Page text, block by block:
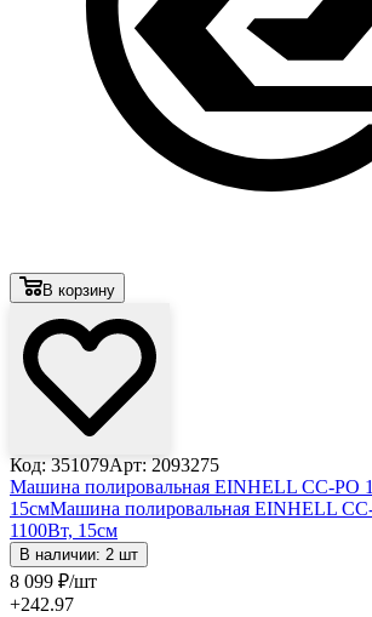
В корзину
Код: 351079Арт: 2093275
Машина полировальная EINHELL CC-PO
15смМашина полировальная EINHELL
1100Вт, 15см
В наличии: 2 шт
8 099 ₽/шт
+242.97